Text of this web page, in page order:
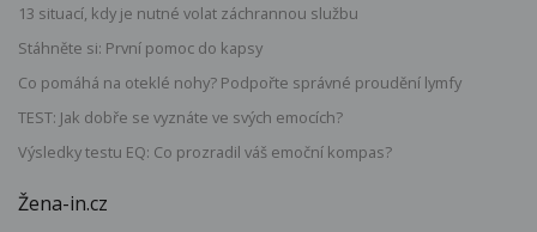
13 situací, kdy je nutné volat záchrannou službu
Stáhněte si: První pomoc do kapsy
Co pomáhá na oteklé nohy? Podpořte správné proudění lymfy
TEST: Jak dobře se vyznáte ve svých emocích?
Výsledky testu EQ: Co prozradil váš emoční kompas?
Žena-in.cz